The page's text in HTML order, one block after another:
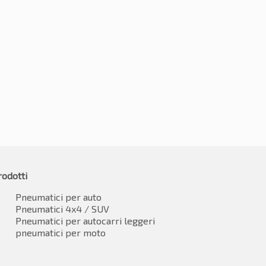
109/104R
Pneumatici per auto
Pneumatici 4x4 / SUV
Pneumatici per autocarri leggeri
pneumatici per moto